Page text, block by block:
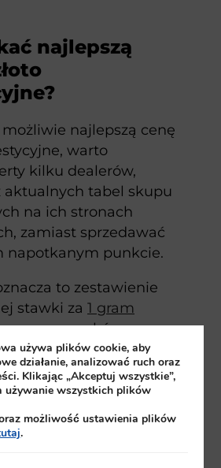
najlepszą
najlepszą cenę
warto
kilku dealerów,
aktualnych tabel skupu
na ich stronach
zamiast sprzedawać
napotkanym punkcie.
to zestawienie
stawki za 1 gram
oraz warunków
forma wypłaty,
a dopiero potem
używa plików cookie, aby
działanie, analizować ruch oraz
Klikając „Akceptuj wszystkie”,
używanie wszystkich plików
możliwość ustawienia plików
.